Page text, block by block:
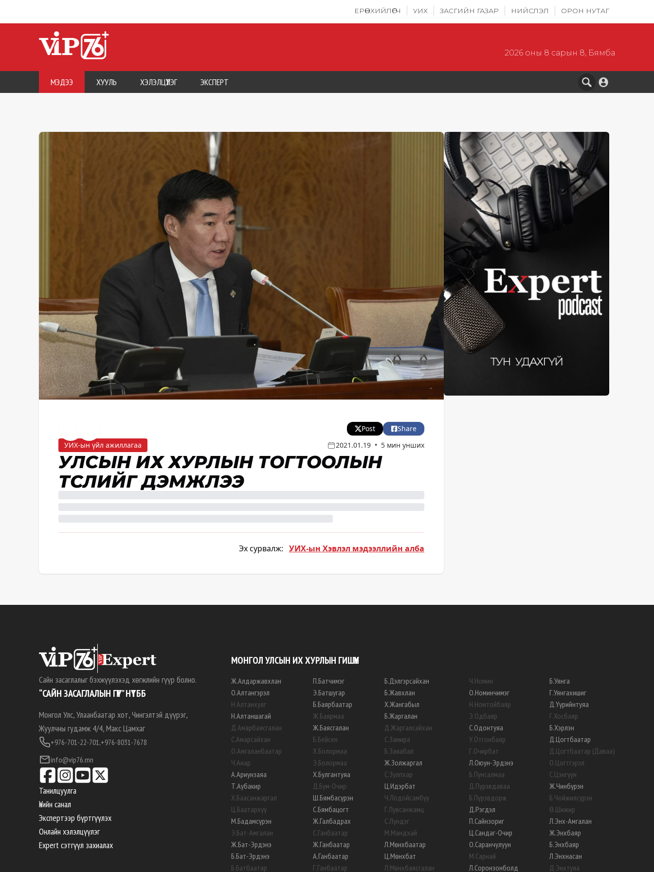
ЕРӨНХИЙЛӨГЧ УИХ ЗАСГИЙН ГАЗАР НИЙСЛЭЛ ОРОН НУТАГ
2026 оны 8 сарын 8, Бямба
МЭДЭЭ ХУУЛЬ ХЭЛЭЛЦҮҮЛЭГ ЭКСПЕРТ
Post
Share
УИХ-ын үйл ажиллагаа
2021.01.19 • 5 мин унших
УЛСЫН ИХ ХУРЛЫН ТОГТООЛЫН
ТӨСЛИЙГ ДЭМЖЛЭЭ
Эх сурвалж: УИХ-ын Хэвлэл мэдээллийн алба
Сайн засаглалыг бэхжүүлэхэд хөгжлийн гүүр болно.
“САЙН ЗАСАГЛАЛЫН ГҮҮР” НҮТББ
Монгол Улс, Улаанбаатар хот, Чингэлтэй дүүрэг,
Жуулчны гудамж 4/4, Макс Цамхаг
+976-701-22-701,+976-8031-7678
info@vip76.mn
Танилцуулга
Үнийн санал
Экспертээр бүртгүүлэх
Онлайн хэлэлцүүлэг
Expert сэтгүүл захиалах
МОНГОЛ УЛСЫН ИХ ХУРЛЫН ГИШҮҮН
Ж.Алдаржавхлан
О.Алтангэрэл
Н.Алтанхуяг
Н.Алтаншагай
Д.Амарбаясгалан
С.Амарсайхан
О.Амгаланбаатар
Ч.Анар
А.Ариунзаяа
Т.Аубакир
Х.Баасанжаргал
Ц.Баатархүү
М.Бадамсүрэн
Э.Бат-Амгалан
Ж.Бат-Эрдэнэ
Б.Бат-Эрдэнэ
Б.Батбаатар
П.Батчимэг
Э.Батшугар
Б.Баярбаатар
Ж.Баярмаа
Ж.Баясгалан
Б.Бейсен
Х.Болормаа
Э.Болормаа
Х.Булгантуяа
Д.Бум-Очир
Ш.Бямбасүрэн
С.Бямбацогт
Ж.Галбадрах
С.Ганбаатар
Ж.Ганбаатар
А.Ганбаатар
Г.Ганбаатар
Б.Дэлгэрсайхан
Б.Жавхлан
Х.Жангабыл
Б.Жаргалан
Д.Жаргалсайхан
С.Замира
Б.Заяабал
Ж.Золжаргал
С.Зулпхар
Ц.Идэрбат
Ч.Лодойсамбуу
Г.Лувсанжамц
С.Лүндэг
М.Мандхай
Л.Мөнхбаатар
Ц.Мөнхбат
Л.Мөнхбаясгалан
Ч.Номин
О.Номинчимэг
Н.Номтойбаяр
Э.Одбаяр
С.Одонтуяа
У.Отгонбаяр
Г.Очирбат
Л.Оюун-Эрдэнэ
Б.Пунсалмаа
Д.Пүрэвдаваа
Б.Пүрэвдорж
Д.Рэгдэл
П.Сайнзориг
Ц.Сандаг-Очир
О.Саранчулуун
М.Сарнай
Л.Соронзонболд
Б.Уянга
Г.Уянгахишиг
Д.Үүрийнтуяа
Г.Хосбаяр
Б.Хэрлэн
Д.Цогтбаатар
Д.Цогтбаатар (Даваа)
О.Цогтгэрэл
С.Цэнгүүн
Ж.Чинбүрэн
Б.Чойжилсүрэн
Ө.Шижир
Л.Энх-Амгалан
Ж.Энхбаяр
Б.Энхбаяр
Л.Энхнасан
Д.Энхтуяа